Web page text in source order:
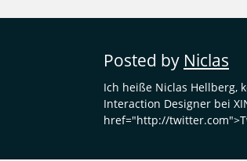
Posted by Niclas
Ich heiße Niclas Hellberg,
Interaction Designer bei
href="http://